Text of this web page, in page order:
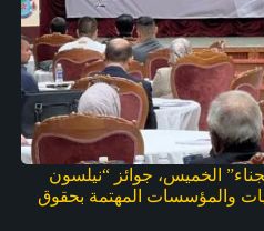
الخميس، جوائز “نيلسون
والمؤسسات المهتمة بحقوق